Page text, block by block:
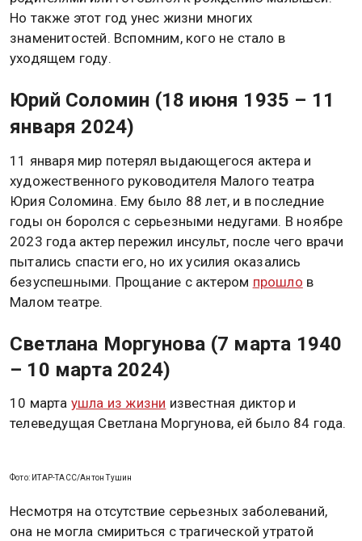
Но также этот год унес жизни многих
знаменитостей. Вспомним, кого не стало в
уходящем году.
Юрий Соломин (18 июня 1935 – 11
января 2024)
11 января мир потерял выдающегося актера и
художественного руководителя Малого театра
Юрия Соломина. Ему было 88 лет, и в последние
годы он боролся с серьезными недугами. В ноябре
2023 года актер пережил инсульт, после чего врачи
пытались спасти его, но их усилия оказались
безуспешными. Прощание с актером прошло в
Малом театре.
Светлана Моргунова (7 марта 1940
– 10 марта 2024)
10 марта ушла из жизни известная диктор и
телеведущая Светлана Моргунова, ей было 84 года.
Фото: ИТАР-ТАСС/Антон Тушин
Несмотря на отсутствие серьезных заболеваний,
она не могла смириться с трагической утратой